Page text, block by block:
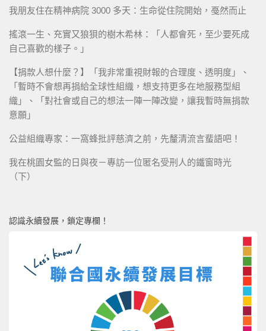
我朋友住在精神病院 3000 多天：生命從住院開始，戞然而止
搖滾一生、充實又狼狽的樹木希林：「人都會死，至少要死成
自己喜歡的樣子。」
【捐款人想什麼？】「我非常重視財報的合理度、透明度」、
「暫時不會想再捐給全球性組織，想支持更多在地服務型組
織」、「對社會或自己的想法一陣一陣改變，讓我暫時無捐款
意願」
公益組織專家：一窩蜂批評慈濟之前，先釐清流言蜚語吧！
我在桃園女監的日與夜－專訪一位匿名受刑人的鐵窗時光
（下）
認識永續發展，鎖定專欄！